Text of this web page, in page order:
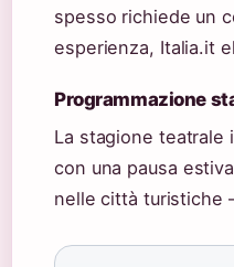
spesso richiede un
esperienza, Italia.it
Programmazione
La stagione teatrale
con una pausa
nelle città turistiche